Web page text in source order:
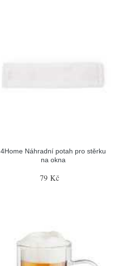
4Home Náhradní potah pro stěrku
na okna
79 Kč